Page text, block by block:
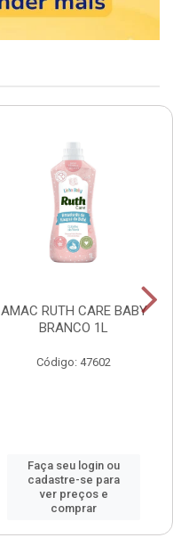
AMAC RUTH CARE BABY
BRANCO 1L
Código: 47602
Faça seu login ou
cadastre-se para
ver preços e
comprar